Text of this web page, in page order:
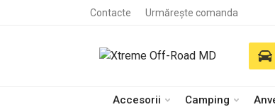
Contacte Urmărește comanda
Accesorii Camping